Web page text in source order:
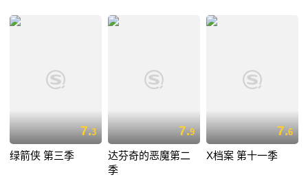
7.3
绿箭侠 第三季
7.9
达芬奇的恶魔第二
季
7.6
X档案 第十一季